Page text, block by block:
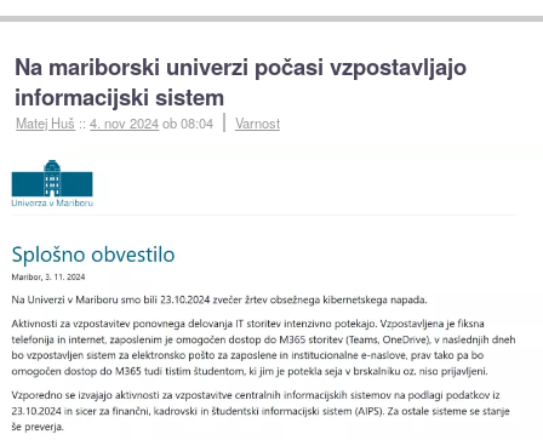
Na mariborski univerzi počasi vzpostavljajo
informacijski sistem
Matej Huš ::4. nov 2024ob 08:04 Varnost